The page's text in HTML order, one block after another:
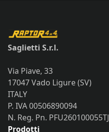
Saglietti S.r.l.
Via Piave, 33
17047 Vado Ligure (SV)
ITALY
P. IVA 00506890094
N. Reg. Pn. PFU260100055TJ
Prodotti